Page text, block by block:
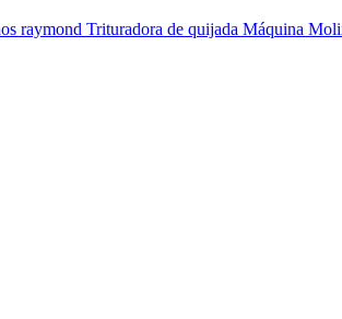
raymond Trituradora de quijada Máquina